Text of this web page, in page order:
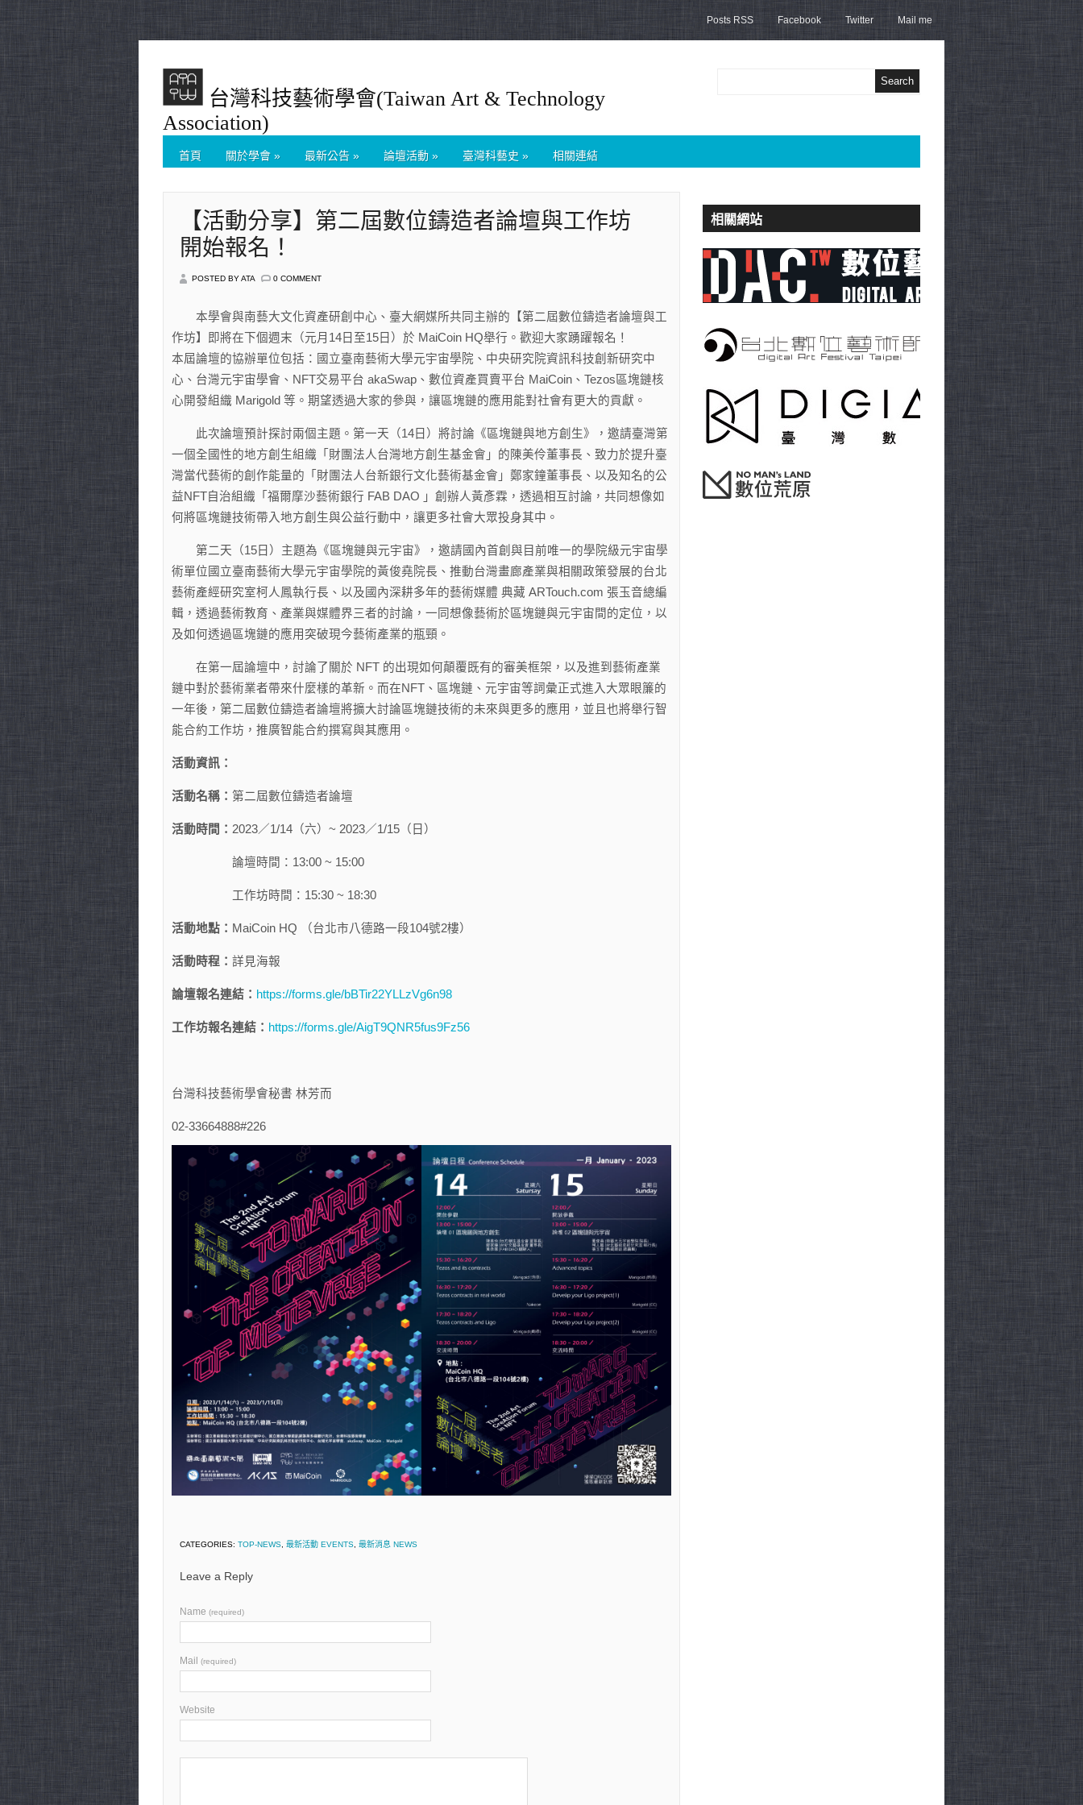
Posts RSS Facebook Twitter Mail me
台灣科技藝術學會(Taiwan Art & Technology
Association)
首頁 關於學會 » 最新公告 » 論壇活動 » 臺灣科藝史 » 相關連結
【活動分享】第二屆數位鑄造者論壇與工作坊
開始報名！
POSTED BY ATA 0 COMMENT
本學會與南藝大文化資產研創中心、臺大網媒所共同主辦的【第二屆數位鑄造者論壇與工
作坊】即將在下個週末（元月14日至15日）於 MaiCoin HQ舉行。歡迎大家踴躍報名！
本屆論壇的協辦單位包括：國立臺南藝術大學元宇宙學院、中央研究院資訊科技創新研究中
心、台灣元宇宙學會、NFT交易平台 akaSwap、數位資產買賣平台 MaiCoin、Tezos區塊鏈核
心開發組織 Marigold 等。期望透過大家的參與，讓區塊鏈的應用能對社會有更大的貢獻。
此次論壇預計探討兩個主題。第一天（14日）將討論《區塊鏈與地方創生》，邀請臺灣第
一個全國性的地方創生組織「財團法人台灣地方創生基金會」的陳美伶董事長、致力於提升臺
灣當代藝術的創作能量的「財團法人台新銀行文化藝術基金會」鄭家鐘董事長、以及知名的公
益NFT自治組織「福爾摩沙藝術銀行 FAB DAO 」創辦人黃彥霖，透過相互討論，共同想像如
何將區塊鏈技術帶入地方創生與公益行動中，讓更多社會大眾投身其中。
第二天（15日）主題為《區塊鏈與元宇宙》，邀請國內首創與目前唯一的學院級元宇宙學
術單位國立臺南藝術大學元宇宙學院的黃俊堯院長、推動台灣畫廊產業與相關政策發展的台北
藝術產經研究室柯人鳳執行長、以及國內深耕多年的藝術媒體 典藏 ARTouch.com 張玉音總編
輯，透過藝術教育、產業與媒體界三者的討論，一同想像藝術於區塊鏈與元宇宙間的定位，以
及如何透過區塊鏈的應用突破現今藝術產業的瓶頸。
在第一屆論壇中，討論了關於 NFT 的出現如何顛覆既有的審美框架，以及進到藝術產業
鏈中對於藝術業者帶來什麼樣的革新。而在NFT、區塊鏈、元宇宙等詞彙正式進入大眾眼簾的
一年後，第二屆數位鑄造者論壇將擴大討論區塊鏈技術的未來與更多的應用，並且也將舉行智
能合約工作坊，推廣智能合約撰寫與其應用。
活動資訊：
活動名稱： 第二屆數位鑄造者論壇
活動時間： 2023／1/14（六）~ 2023／1/15（日）
論壇時間：13:00 ~ 15:00
工作坊時間：15:30 ~ 18:30
活動地點： MaiCoin HQ （台北市八德路一段104號2樓）
活動時程： 詳見海報
論壇報名連結： https://forms.gle/bBTir22YLLzVg6n98
工作坊報名連結： https://forms.gle/AigT9QNR5fus9Fz56
台灣科技藝術學會秘書 林芳而
02-33664888#226
CATEGORIES: TOP-NEWS, 最新活動 EVENTS, 最新消息 NEWS
Leave a Reply
Name (required)
Mail (required)
Website
相關網站